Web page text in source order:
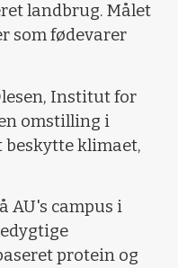
landbrug. Målet
som fødevarer
Institut for
omstilling i
klimaet,
AU's campus i
protein og